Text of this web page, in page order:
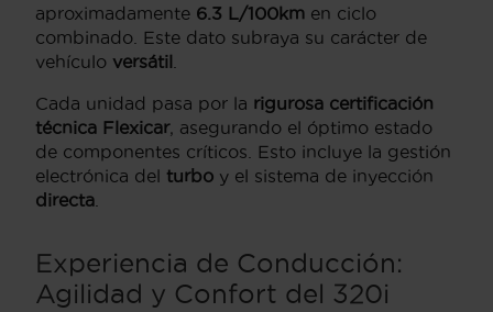
aproximadamente 6.3 L/100km en ciclo
combinado. Este dato subraya su carácter de
vehículo versátil
Cada unidad pasa por la rigurosa certificación
técnica Flexicar, asegurando el óptimo estado
de componentes críticos. Esto incluye la gestión
electrónica del turbo y el sistema de inyección
directa
Experiencia de Conducción:
Agilidad y Confort del 320i